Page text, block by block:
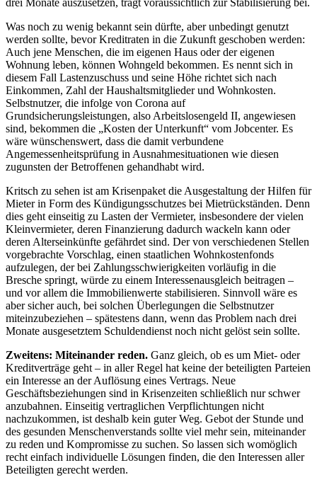
drei Monate auszusetzen, trägt voraussichtlich zur Stabilisierung bei.
Was noch zu wenig bekannt sein dürfte, aber unbedingt genutzt
werden sollte, bevor Kreditraten in die Zukunft geschoben werden:
Auch jene Menschen, die im eigenen Haus oder der eigenen
Wohnung leben, können Wohngeld bekommen. Es nennt sich in
diesem Fall Lastenzuschuss und seine Höhe richtet sich nach
Einkommen, Zahl der Haushaltsmitglieder und Wohnkosten.
Selbstnutzer, die infolge von Corona auf
Grundsicherungsleistungen, also Arbeitslosengeld II, angewiesen
sind, bekommen die „Kosten der Unterkunft“ vom Jobcenter. Es
wäre wünschenswert, dass die damit verbundene
Angemessenheitsprüfung in Ausnahmesituationen wie diesen
zugunsten der Betroffenen gehandhabt wird.
Kritsch zu sehen ist am Krisenpaket die Ausgestaltung der Hilfen für
Mieter in Form des Kündigungsschutzes bei Mietrückständen. Denn
dies geht einseitig zu Lasten der Vermieter, insbesondere der vielen
Kleinvermieter, deren Finanzierung dadurch wackeln kann oder
deren Alterseinkünfte gefährdet sind. Der von verschiedenen Stellen
vorgebrachte Vorschlag, einen staatlichen Wohnkostenfonds
aufzulegen, der bei Zahlungsschwierigkeiten vorläufig in die
Bresche springt, würde zu einem Interessenausgleich beitragen –
und vor allem die Immobilienwerte stabilisieren. Sinnvoll wäre es
aber sicher auch, bei solchen Überlegungen die Selbstnutzer
miteinzubeziehen – spätestens dann, wenn das Problem nach drei
Monate ausgesetztem Schuldendienst noch nicht gelöst sein sollte.
Zweitens: Miteinander reden. Ganz gleich, ob es um Miet- oder
Kreditverträge geht – in aller Regel hat keine der beteiligten Parteien
ein Interesse an der Auflösung eines Vertrags. Neue
Geschäftsbeziehungen sind in Krisenzeiten schließlich nur schwer
anzubahnen. Einseitig vertraglichen Verpflichtungen nicht
nachzukommen, ist deshalb kein guter Weg. Gebot der Stunde und
des gesunden Menschenverstands sollte viel mehr sein, miteinander
zu reden und Kompromisse zu suchen. So lassen sich womöglich
recht einfach individuelle Lösungen finden, die den Interessen aller
Beteiligten gerecht werden.